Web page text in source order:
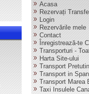
Acasa
Rezervați
Login
Rezervările mele
Contact
Înregistrează-te
Transporturi -
Harta Site-ului
Transport
Transport in
Transport Marea
Taxi Insulele